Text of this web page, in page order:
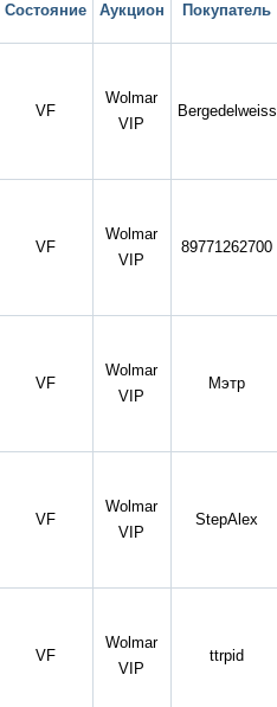
Состояние Аукцион Покупатель
VF
Wolmar
VIP
Bergedelweiss
VF
Wolmar
VIP
89771262700
VF
Wolmar
VIP
Мэтр
VF
Wolmar
VIP
StepAlex
VF
Wolmar
VIP
ttrpid